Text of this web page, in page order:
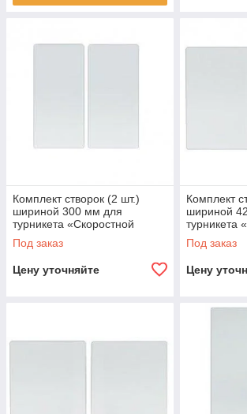
Комплект створок (2 шт.)
шириной 300 мм для
турникета «Скоростной
проход» PERCo-ST-01 ATG-
300
Под заказ
Цену уточняйте
Комплект
шириной
турникета
проход»
425
Под заказ
Цену